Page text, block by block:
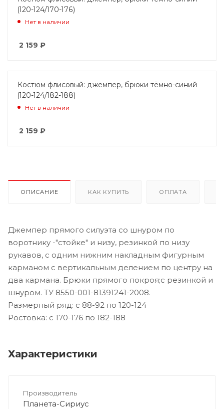
(120-124/170-176)
Нет в наличии
2 159 ₽
Костюм флисовый: джемпер, брюки тёмно-синий
(120-124/182-188)
Нет в наличии
2 159 ₽
ОПИСАНИЕ КАК КУПИТЬ ОПЛАТА
Джемпер прямого силуэта со шнуром по
воротнику -"стойке" и низу, резинкой по низу
рукавов, с одним нижним накладным фигурным
карманом с вертикальным делением по центру на
два кармана. Брюки прямого покроя;с резинкой и
шнуром. ТУ 8550-001-81391241-2008.
Размерный ряд: с 88-92 по 120-124
Ростовка: с 170-176 по 182-188
Характеристики
Производитель
Планета-Сириус